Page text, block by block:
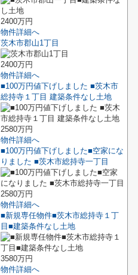
2400万円
物件詳細へ
茨木市郡山1丁目
2400万円
物件詳細へ
■100万円値下げしました ■茨木市
総持寺１丁目 建築条件なし土地
2580万円
物件詳細へ
■100万円値下げしました■空家にな
りました ■茨木市総持寺一丁目
2580万円
物件詳細へ
■新規専任物件■茨木市総持寺１丁
目■建築条件なし土地
3580万円
物件詳細へ